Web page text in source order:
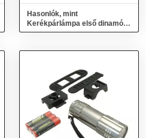
Hasonlók, mint
Kerékpárlámpa első dinamós
normál 55022001